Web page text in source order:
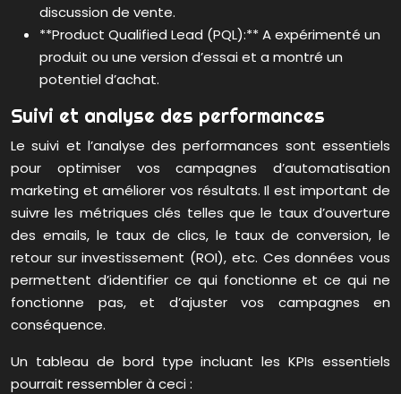
discussion de vente.
**Product Qualified Lead (PQL):** A expérimenté un
produit ou une version d’essai et a montré un
potentiel d’achat.
Suivi et analyse des performances
Le suivi et l’analyse des performances sont essentiels
pour optimiser vos campagnes d’automatisation
marketing et améliorer vos résultats. Il est important de
suivre les métriques clés telles que le taux d’ouverture
des emails, le taux de clics, le taux de conversion, le
retour sur investissement (ROI), etc. Ces données vous
permettent d’identifier ce qui fonctionne et ce qui ne
fonctionne pas, et d’ajuster vos campagnes en
conséquence.
Un tableau de bord type incluant les KPIs essentiels
pourrait ressembler à ceci :